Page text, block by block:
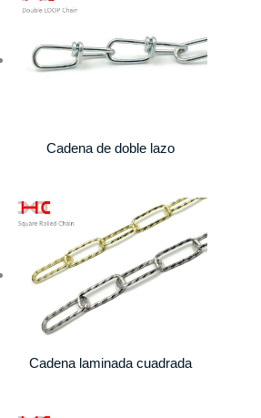
Cadena de doble lazo
Cadena laminada cuadrada